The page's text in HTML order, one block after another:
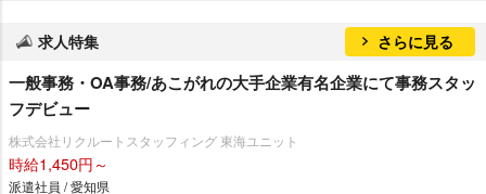
求人特集 さらに見る
一般事務・OA事務/あこがれの大手企業有名企業にて事務スタッ
フデビュー
株式会社リクルートスタッフィング 東海ユニット
時給1,450円～
派遣社員 / 愛知県